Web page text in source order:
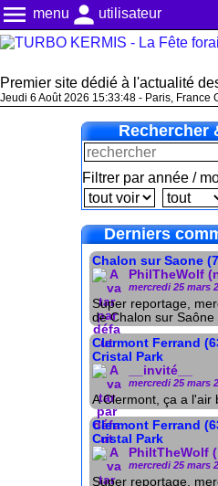
menu menu person utilisateur
Premier site dédié à l'actualité
Jeudi 6 Août 2026 15:33:50 - Paris, France
Rechercher
Filtrer par année /
Derniers
Chalon sur Saone
PhilTheWolf
mercredi 25 mars
Super reportage,
de Chalon sur Saône
Clermont Ferrand
Cristal Park
__invité__
mercredi 25 mars
A Clermont, ça a l'air
Clermont Ferrand
Cristal Park
PhiltTheWolf
mercredi 25 mars
Super reportage,